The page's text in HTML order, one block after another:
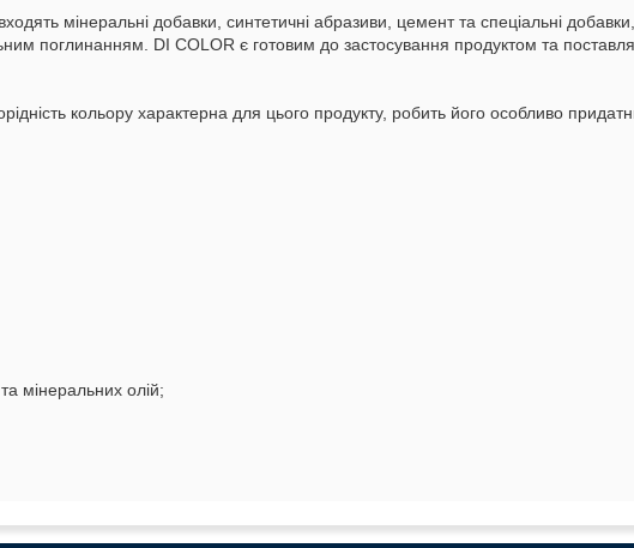
мінеральні добавки, синтетичні абразиви, цемент та спеціальні
поглинанням. DI COLOR є готовим до застосування продуктом та
кольору характерна для цього продукту, робить його особливо
мінеральних олій;